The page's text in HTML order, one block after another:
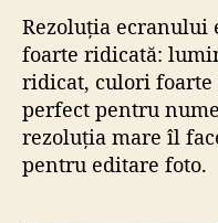
Rezoluția ecranului
foarte ridicată:
ridicat, culori foarte
perfect pentru
rezoluția mare îl
pentru editare foto.